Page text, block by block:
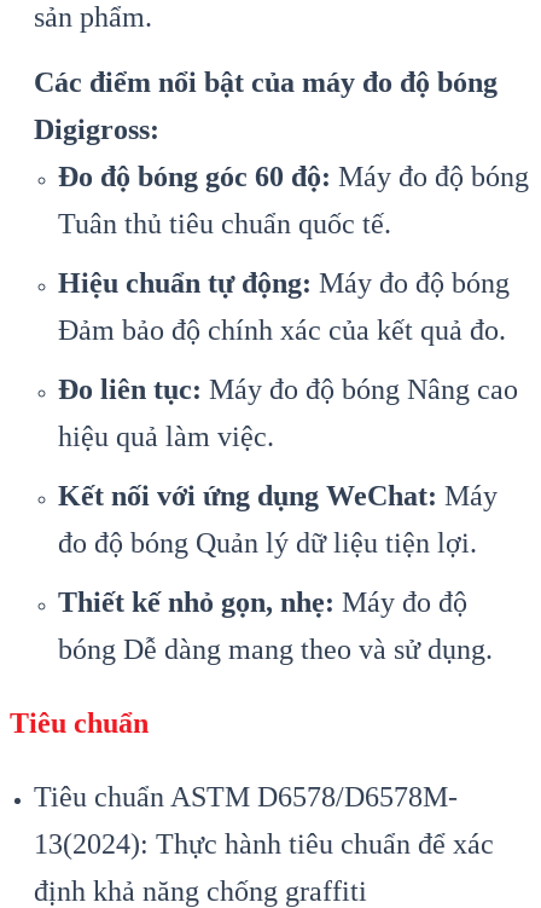
sản phẩm.
Các điểm nổi bật của máy đo độ bóng
Digigross:
Đo độ bóng góc 60 độ: Máy đo độ bóng
Tuân thủ tiêu chuẩn quốc tế.
Hiệu chuẩn tự động: Máy đo độ bóng
Đảm bảo độ chính xác của kết quả đo.
Đo liên tục: Máy đo độ bóng Nâng cao
hiệu quả làm việc.
Kết nối với ứng dụng WeChat: Máy
đo độ bóng Quản lý dữ liệu tiện lợi.
Thiết kế nhỏ gọn, nhẹ: Máy đo độ
bóng Dễ dàng mang theo và sử dụng.
Tiêu chuẩn
Tiêu chuẩn ASTM D6578/D6578M-
13(2024): Thực hành tiêu chuẩn để xác
định khả năng chống graffiti